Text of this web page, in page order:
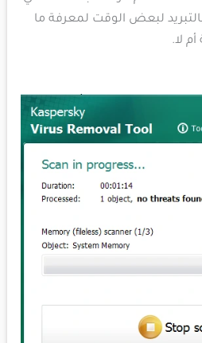
لبعض الوقت لمعرفة ما
لا.